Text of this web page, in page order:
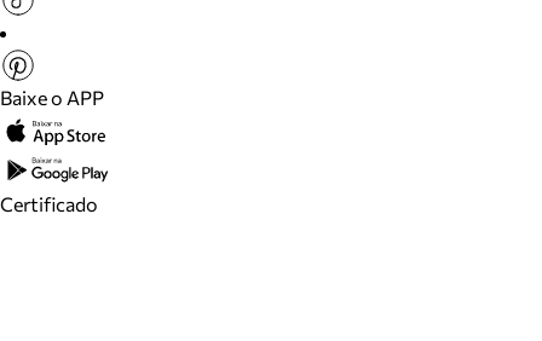
Baixe o APP
Certificado